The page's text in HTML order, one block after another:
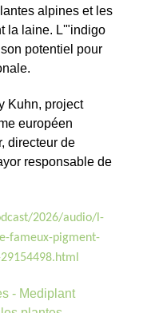
alpines et les
la laine. Lʹ"indigo
potentiel pour
Kuhn, project
européen
directeur de
responsable de
2026/audio/l-
fameux-pigment-
- Mediplant